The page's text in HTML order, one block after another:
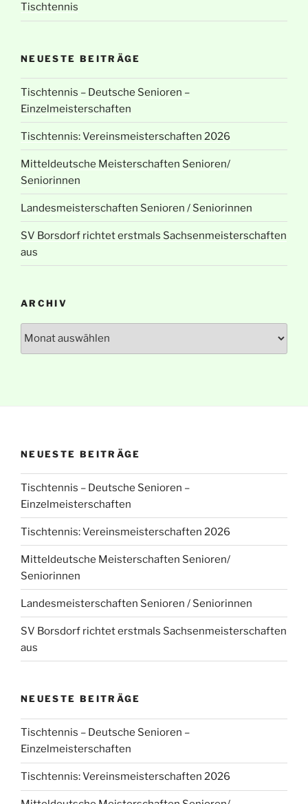
Tischtennis
NEUESTE BEITRÄGE
Tischtennis – Deutsche Senioren –
Einzelmeisterschaften
Tischtennis: Vereinsmeisterschaften 2026
Mitteldeutsche Meisterschaften Senioren/
Seniorinnen
Landesmeisterschaften Senioren / Seniorinnen
SV Borsdorf richtet erstmals Sachsenmeisterschaften
aus
ARCHIV
NEUESTE BEITRÄGE
Tischtennis – Deutsche Senioren –
Einzelmeisterschaften
Tischtennis: Vereinsmeisterschaften 2026
Mitteldeutsche Meisterschaften Senioren/
Seniorinnen
Landesmeisterschaften Senioren / Seniorinnen
SV Borsdorf richtet erstmals Sachsenmeisterschaften
aus
NEUESTE BEITRÄGE
Tischtennis – Deutsche Senioren –
Einzelmeisterschaften
Tischtennis: Vereinsmeisterschaften 2026